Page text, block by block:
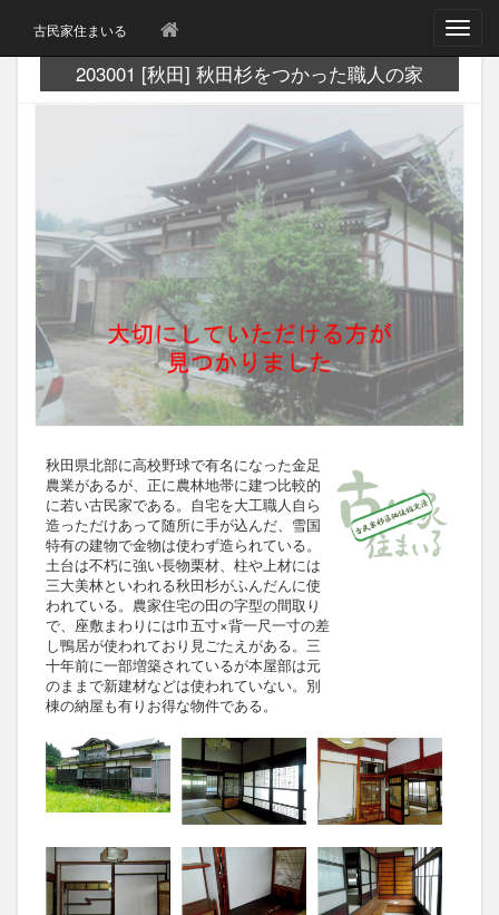
古民家住まいる
T
g
l
a
v
i
g
a
203001 [秋田] 秋田杉をつかった職人の家
秋田県北部に高校野球で有名になった金足
農業があるが、正に農林地帯に建つ比較的
に若い古民家である。自宅を大工職人自ら
造っただけあって随所に手が込んだ、雪国
特有の建物で金物は使わず造られている。
土台は不朽に強い長物栗材、柱や上材には
三大美林といわれる秋田杉がふんだんに使
われている。農家住宅の田の字型の間取り
で、座敷まわりには巾五寸×背一尺一寸の差
し鴨居が使われており見ごたえがある。三
十年前に一部増築されているが本屋部は元
のままで新建材などは使われていない。別
棟の納屋も有りお得な物件である。